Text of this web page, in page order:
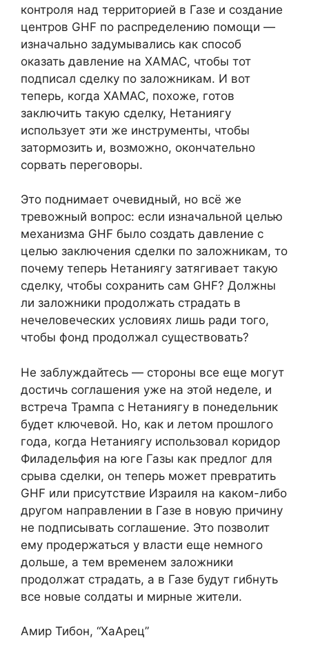
контроля над территорией в Газе и создание
центров GHF по распределению помощи —
изначально задумывались как способ
оказать давление на ХАМАС, чтобы тот
подписал сделку по заложникам. И вот
теперь, когда ХАМАС, похоже, готов
заключить такую сделку, Нетаниягу
использует эти же инструменты, чтобы
затормозить и, возможно, окончательно
сорвать переговоры.
Это поднимает очевидный, но всё же
тревожный вопрос: если изначальной целью
механизма GHF было создать давление с
целью заключения сделки по заложникам, то
почему теперь Нетаниягу затягивает такую
сделку, чтобы сохранить сам GHF? Должны
ли заложники продолжать страдать в
нечеловеческих условиях лишь ради того,
чтобы фонд продолжал существовать?
Не заблуждайтесь — стороны все еще могут
достичь соглашения уже на этой неделе, и
встреча Трампа с Нетаниягу в понедельник
будет ключевой. Но, как и летом прошлого
года, когда Нетаниягу использовал коридор
Филадельфия на юге Газы как предлог для
срыва сделки, он теперь может превратить
GHF или присутствие Израиля на каком-либо
другом направлении в Газе в новую причину
не подписывать соглашение. Это позволит
ему продержаться у власти еще немного
дольше, а тем временем заложники
продолжат страдать, а в Газе будут гибнуть
все новые солдаты и мирные жители.
Амир Тибон, “ХаАрец”